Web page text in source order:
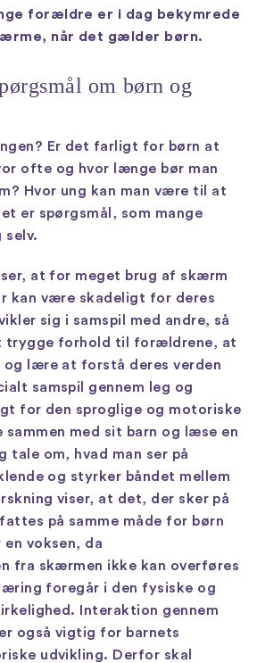
forældre er i dag bekymrede
når det gælder børn.
om børn og
Er det farligt for børn at
ofte og hvor længe bør man
Hvor ung kan man være til at
er spørgsmål, som mange
at for meget brug af skærm
kan være skadeligt for deres
sig i samspil med andre, så
trygge forhold til forældrene, at
og lære at forstå deres verden
samspil gennem leg og
for den sproglige og motoriske
med sit barn og læse en
tale om, hvad man ser på
og styrker båndet mellem
viser, at det, der sker på
på samme måde for børn
voksen, da
fra skærmen ikke kan overføres
foregår i den fysiske og
Interaktion gennem
også vigtig for barnets
udvikling. Derfor skal